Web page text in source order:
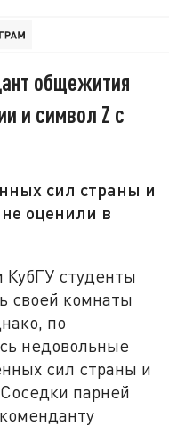
общежития
и символ Z с
сил страны и
оценили в
студенты
своей комнаты
по
недовольные
сил страны и
парней